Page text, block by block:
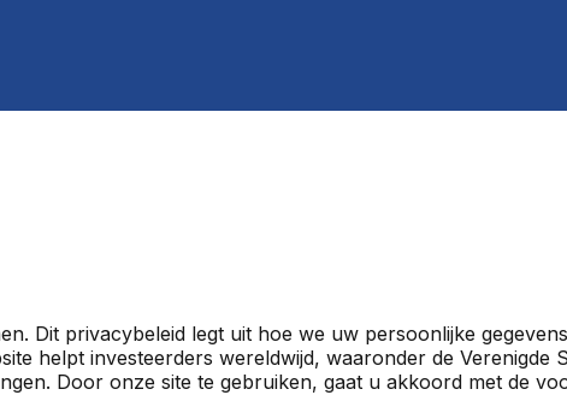
Dit privacybeleid legt uit hoe we uw persoonlijke
helpt investeerders wereldwijd, waaronder de Verenigde
Door onze site te gebruiken, gaat u akkoord met de